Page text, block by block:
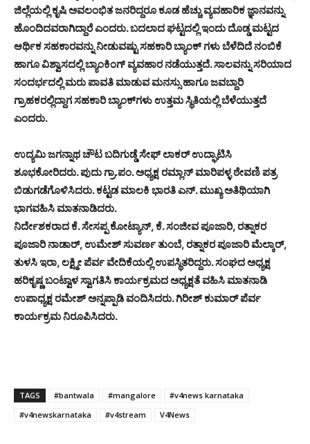
ಜಿಲ್ಲೆಯಲ್ಲಿ ಕೃಷಿ ಅವಲಂಭಿತ ಜನರಿದ್ದರೂ ಕೂಡ ಹೆಚ್ಚು ವ್ಯವಹಾರಿಕ ಜ್ಞಾನವನ್ನು
ಹೊಂದಿದವರಾಗಿದ್ದಾರೆ ಎಂದರು. ಬದಲಾದ ಘಟ್ಟದಲ್ಲಿ ಇಂದು ದೊಡ್ಡ ಮಟ್ಟದ
ಆರ್ಥಿಕ ಸಹಕಾರವನ್ನು ನೀಡುವಷ್ಟು ಸಹಕಾರಿ ಬ್ಯಾಂಕ್ ಗಳು ಬೆಳೆದಿದೆ ನಂಬಿಕೆ
ಹಾಗೂ ವಿಶ್ವಾಸದಲ್ಲಿ ಬ್ಯಾಂಕಿಂಗ್ ವ್ಯವಹಾರ ನಡೆಯುತ್ತದೆ. ಸಾಲವನ್ನು ಸರಿಯಾದ
ಸಂದರ್ಭದಲ್ಲಿ ಮರು ಪಾವತಿ ಮಾಡುವ ಮನಸ್ಸು ಹಾಗೂ ಜವಬ್ದಾರಿ
ಗ್ರಾಹಕರಲ್ಲಿದ್ದಾಗ ಸಹಕಾರಿ ಬ್ಯಾಂಕ್‍ಗಳು ಉತ್ತಮ ಸ್ಥಿತಿಯಲ್ಲಿ ಬೆಳೆಯುತ್ತದೆ
ಎಂದರು.
ಉದ್ಯಮಿ ಜಗನ್ನಾಥ ಚೌಟ ಬದಿಗುಡ್ಡೆ ಸೇಫ್ ಲಾಕರ್ ಉದ್ಘಾಟಿಸಿ
ಶೂಭಕೋರಿದರು. ಪುದು ಗ್ರಾ.ಪಂ. ಅಧ್ಯಕ್ಷ ರಮ್ಲಾನ್ ಮಾರಿಪಳ್ಳ ಠೇವಣಿ ಪತ್ರ
ಬಿಡುಗಡೆಗೊಳಿಸಿದರು. ಕಟ್ಟಡ ಮಾಲಕಿ ಭಾರತಿ ಎನ್. ಮುಖ್ಯ ಅತಿಥಿಯಾಗಿ
ಭಾಗವಹಿಸಿ ಮಾತನಾಡಿದರು.
ನಿರ್ದೇಶಕರಾದ ಕೆ. ಸೇಸಪ್ಪ ಕೋಟ್ಯಾನ್, ಕೆ. ಸಂಜೀವ ಪೂಜಾರಿ, ರತ್ನಾಕರ
ಪೂಜಾರಿ ನಾಡಾರ್, ಉಮೇಶ್ ಸುವರ್ಣ ತುಂಬೆ, ರತ್ನಾಕರ ಪೂಜಾರಿ ಮೆಲ್ಕಾರ್,
ತುಳಸಿ ಇರಾ, ಲಕ್ಷ್ಮೀ ಪೆರ್ವ ವೇದಿಕೆಯಲ್ಲಿ ಉಪಸ್ಥಿತರಿದ್ದರು. ಸಂಘದ ಅಧ್ಯಕ್ಷ
ಹರಿಕೃಷ್ಣ ಬಂಟ್ವಾಳ ಸ್ವಾಗತಿಸಿ ಕಾರ್ಯಕ್ರಮದ ಅಧ್ಯಕ್ಷತೆ ವಹಿಸಿ ಮಾತನಾಡಿ
ಉಪಾಧ್ಯಕ್ಷ ರಮೇಶ್ ಅನ್ನಪ್ಪಾಡಿ ವಂದಿಸಿದರು. ಗಿರೀಶ್ ಕುಮಾರ್ ಪೆರ್ವ
ಕಾರ್ಯಕ್ರಮ ನಿರೂಪಿಸಿದರು.
TAGS #bantwala #mangalore
#v4news karnataka
#v4newskarnataka
#v4stream V4News